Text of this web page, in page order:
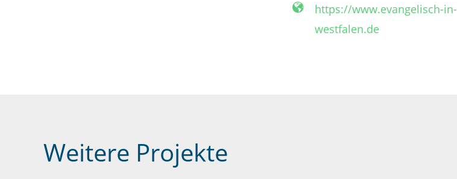
https://www.evangelisch-in-
westfalen.de
Weitere Projekte